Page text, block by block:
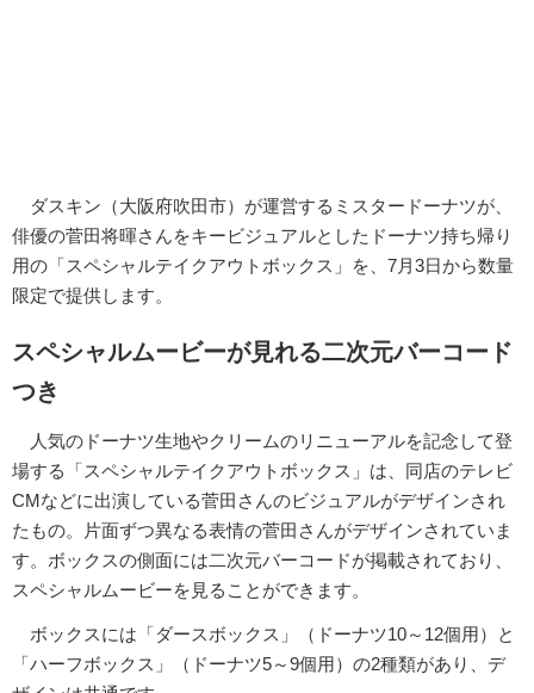
ダスキン（大阪府吹田市）が運営するミスタードーナツが、
俳優の菅田将暉さんをキービジュアルとしたドーナツ持ち帰り
用の「スペシャルテイクアウトボックス」を、7月3日から数量
限定で提供します。
スペシャルムービーが見れる二次元バーコード
つき
人気のドーナツ生地やクリームのリニューアルを記念して登
場する「スペシャルテイクアウトボックス」は、同店のテレビ
CMなどに出演している菅田さんのビジュアルがデザインされ
たもの。片面ずつ異なる表情の菅田さんがデザインされていま
す。ボックスの側面には二次元バーコードが掲載されており、
スペシャルムービーを見ることができます。
ボックスには「ダースボックス」（ドーナツ10～12個用）と
「ハーフボックス」（ドーナツ5～9個用）の2種類があり、デ